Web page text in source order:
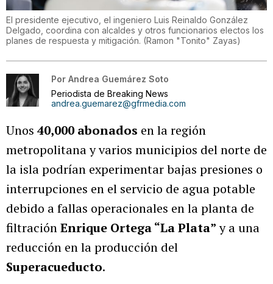
El presidente ejecutivo, el ingeniero Luis Reinaldo González
Delgado, coordina con alcaldes y otros funcionarios electos los
planes de respuesta y mitigación. (Ramon "Tonito" Zayas)
Por Andrea Guemárez Soto
Periodista de Breaking News
andrea.guemarez@gfrmedia.com
Unos 40,000 abonados en la región
metropolitana y varios municipios del norte de
la isla podrían experimentar bajas presiones o
interrupciones en el servicio de agua potable
debido a fallas operacionales en la planta de
filtraciónEnrique Ortega “La Plata”y a una
reducción en la producción del
Superacueducto.